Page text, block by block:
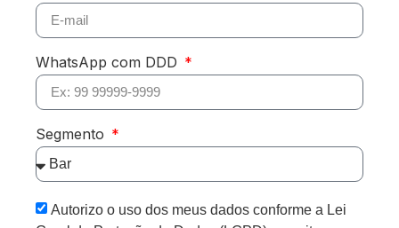
WhatsApp com DDD
Segmento
Autorizo o uso dos meus dados conforme a Lei